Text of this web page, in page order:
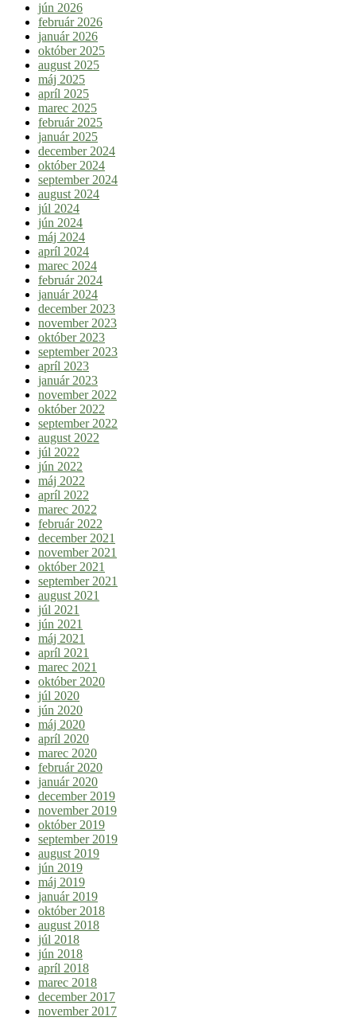
jún 2026
február 2026
január 2026
október 2025
august 2025
máj 2025
apríl 2025
marec 2025
február 2025
január 2025
december 2024
október 2024
september 2024
august 2024
júl 2024
jún 2024
máj 2024
apríl 2024
marec 2024
február 2024
január 2024
december 2023
november 2023
október 2023
september 2023
apríl 2023
január 2023
november 2022
október 2022
september 2022
august 2022
júl 2022
jún 2022
máj 2022
apríl 2022
marec 2022
február 2022
december 2021
november 2021
október 2021
september 2021
august 2021
júl 2021
jún 2021
máj 2021
apríl 2021
marec 2021
október 2020
júl 2020
jún 2020
máj 2020
apríl 2020
marec 2020
február 2020
január 2020
december 2019
november 2019
október 2019
september 2019
august 2019
jún 2019
máj 2019
január 2019
október 2018
august 2018
júl 2018
jún 2018
apríl 2018
marec 2018
december 2017
november 2017